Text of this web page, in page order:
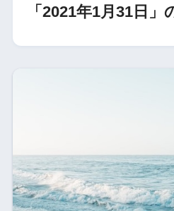
「2021年1月31日」